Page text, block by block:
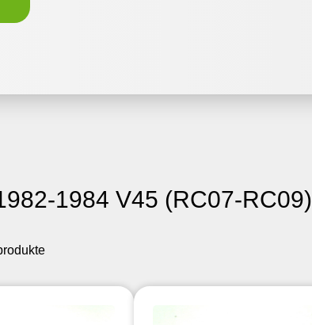
1984 V45 (RC07-RC09)